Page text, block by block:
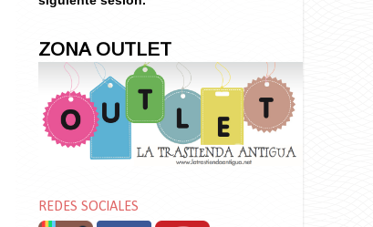
ZONA OUTLET
REDES SOCIALES